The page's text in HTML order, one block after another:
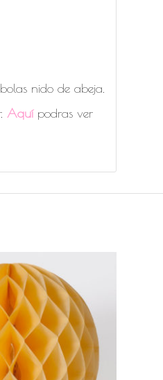
nido de abeja.
Aquí podras ver